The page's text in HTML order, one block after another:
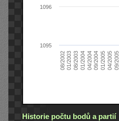
08/200201/200308/200301/200404/200409/200401/200504/200509/2005
1095
1096
Historie počtu bodů a partií